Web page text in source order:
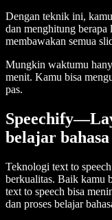
Dengan teknik ini,
dan menghitung
membawakan semua
Mungkin waktumu
menit. Kamu bisa
pas.
belajar
Teknologi text to
berkualitas. Baik kamu
text to speech bisa
dan proses belajar